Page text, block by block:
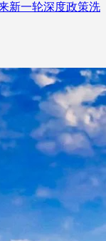
新一轮深度政策洗